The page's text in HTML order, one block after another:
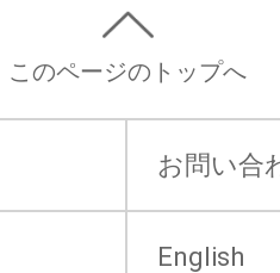
このページのトップへ
お問い合
English